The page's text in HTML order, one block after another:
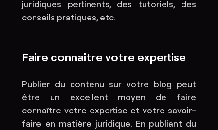
juridiques pertinents, des tutoriels, des
conseils pratiques, etc.
Faire connaitre votre expertise
Publier du contenu sur votre blog peut
être un excellent moyen de faire
connaître votre expertise et votre savoir-
faire en matière juridique. En publiant du